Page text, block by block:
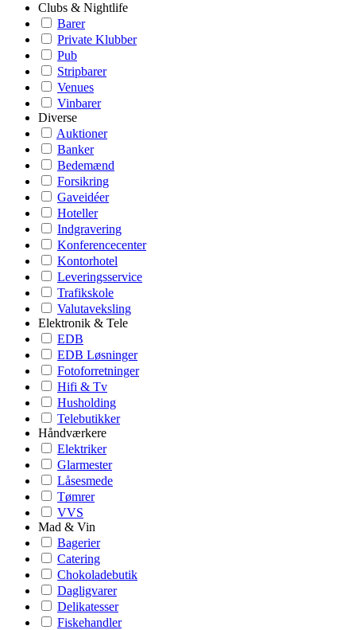
Clubs & Nightlife
Barer
Private Klubber
Pub
Stripbarer
Venues
Vinbarer
Diverse
Auktioner
Banker
Bedemænd
Forsikring
Gaveidéer
Hoteller
Indgravering
Konferencecenter
Kontorhotel
Leveringsservice
Trafikskole
Valutaveksling
Elektronik & Tele
EDB
EDB Løsninger
Fotoforretninger
Hifi & Tv
Husholding
Telebutikker
Håndværkere
Elektriker
Glarmester
Låsesmede
Tømrer
VVS
Mad & Vin
Bagerier
Catering
Chokoladebutik
Dagligvarer
Delikatesser
Fiskehandler